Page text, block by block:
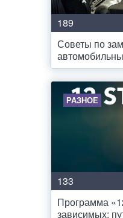
189
Советы по
РАЗНОЕ
133
Программа
зависимых: